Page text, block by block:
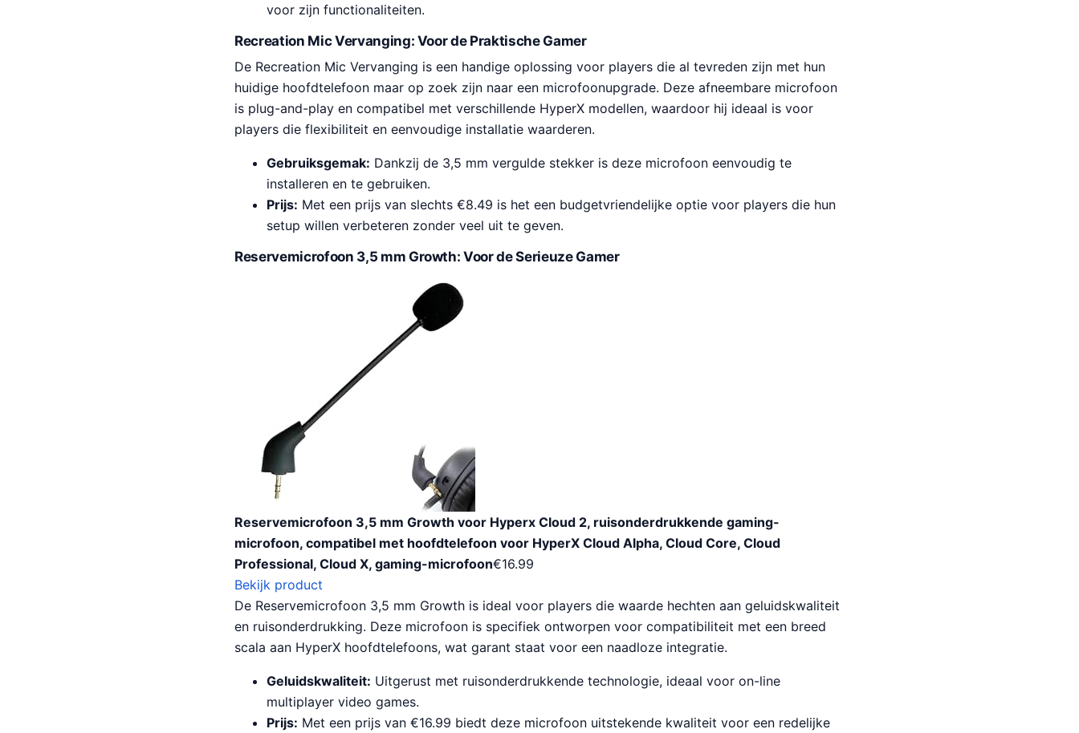
voor zijn functionaliteiten.
Recreation Mic Vervanging: Voor de Praktische Gamer
De Recreation Mic Vervanging is een handige oplossing voor players die al tevreden zijn met hun
huidige hoofdtelefoon maar op zoek zijn naar een microfoonupgrade. Deze afneembare microfoon
is plug-and-play en compatibel met verschillende HyperX modellen, waardoor hij ideaal is voor
players die flexibiliteit en eenvoudige installatie waarderen.
Gebruiksgemak: Dankzij de 3,5 mm vergulde stekker is deze microfoon eenvoudig te
installeren en te gebruiken.
Prijs: Met een prijs van slechts €8.49 is het een budgetvriendelijke optie voor players die hun
setup willen verbeteren zonder veel uit te geven.
Reservemicrofoon 3,5 mm Growth: Voor de Serieuze Gamer
Reservemicrofoon 3,5 mm Growth voor Hyperx Cloud 2, ruisonderdrukkende gaming-
microfoon, compatibel met hoofdtelefoon voor HyperX Cloud Alpha, Cloud Core, Cloud
Professional, Cloud X, gaming-microfoon€16.99
Bekijk product
De Reservemicrofoon 3,5 mm Growth is ideal voor players die waarde hechten aan geluidskwaliteit
en ruisonderdrukking. Deze microfoon is specifiek ontworpen voor compatibiliteit met een breed
scala aan HyperX hoofdtelefoons, wat garant staat voor een naadloze integratie.
Geluidskwaliteit: Uitgerust met ruisonderdrukkende technologie, ideaal voor on-line
multiplayer video games.
Prijs: Met een prijs van €16.99 biedt deze microfoon uitstekende kwaliteit voor een redelijke